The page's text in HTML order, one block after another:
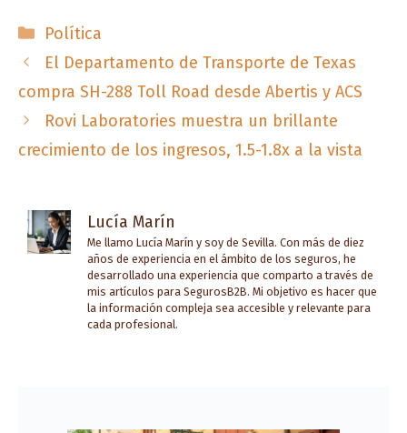
Categorías
Política
El Departamento de Transporte de Texas
compra SH-288 Toll Road desde Abertis y ACS
Rovi Laboratories muestra un brillante
crecimiento de los ingresos, 1.5-1.8x a la vista
Lucía Marín
Me llamo Lucía Marín y soy de Sevilla. Con más de diez
años de experiencia en el ámbito de los seguros, he
desarrollado una experiencia que comparto a través de
mis artículos para SegurosB2B. Mi objetivo es hacer que
la información compleja sea accesible y relevante para
cada profesional.